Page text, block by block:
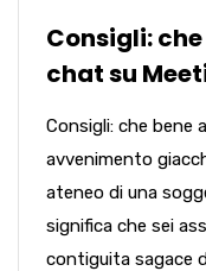
Consigli:
chat su
Consigli: che bene
avvenimento
ateneo di una
significa che sei
contiguita sagace